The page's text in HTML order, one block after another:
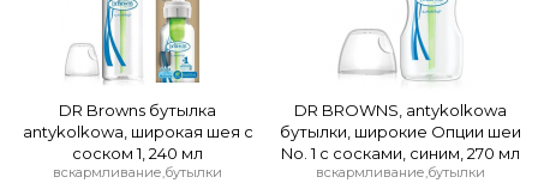
DR Browns бутылка
antykolkowa, широкая шея с
соском 1, 240 мл
вскармливание,бутылки
DR BROWNS, antykolkowa
бутылки, широкие Опции шеи
No. 1 с сосками, синим, 270 мл
вскармливание,бутылки